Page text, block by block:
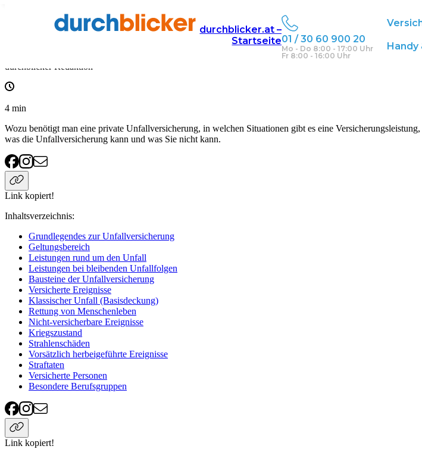
durchblicker.at –
Startseite01 / 30 60 900 20
Mo - Do 8:00 - 17:00 Uhr
Fr 8:00 - 16:00 Uhr
Versicherung unfallversicherung
Unfallversicherung Überblick: Bausteine & Leistungen leicht erklärt
durchblicker Redaktion
4 min
Wozu benötigt man eine private Unfallversicherung, in welchen Situationen gibt es eine
was die Unfallversicherung kann und was Sie nicht kann.
Link kopiert!
Inhaltsverzeichnis:
Grundlegendes zur Unfallversicherung
Geltungsbereich
Leistungen rund um den Unfall
Leistungen bei bleibenden Unfallfolgen
Bausteine der Unfallversicherung
Versicherte Ereignisse
Klassischer Unfall (Basisdeckung)
Rettung von Menschenleben
Nicht-versicherbare Ereignisse
Kriegszustand
Strahlenschäden
Vorsätzlich herbeigeführte Ereignisse
Straftaten
Versicherte Personen
Besondere Berufsgruppen
Link kopiert!